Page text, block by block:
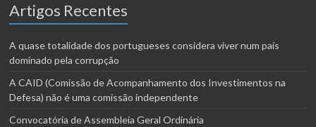
Artigos Recentes
A quase totalidade dos portugueses considera viver num país
dominado pela corrupção
A CAID (Comissão de Acompanhamento dos Investimentos na
Defesa) não é uma comissão independente
Convocatória de Assembleia Geral Ordinária